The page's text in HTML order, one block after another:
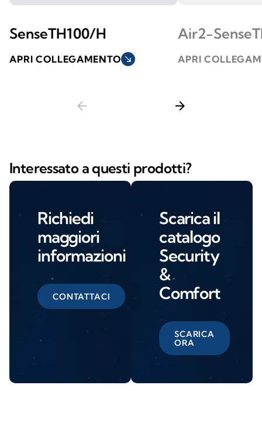
SenseTH100/H
APRI COLLEGAMENTO south_east
Air2-
APRI
arrow_back arrow_forward
Interessato a questi prodotti?
Richiedi
maggiori
informazioni
CONTATTACI
Scarica il
catalogo
Security
&
Comfort
SCARICA
ORA